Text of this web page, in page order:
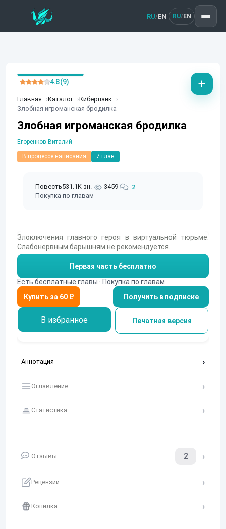
RU/EN RU/ EN
Главная Каталог
Киберпанк
Злобная игроманская бродилка
Злобная игроманская бродилка
Егоренков Виталий
В процессе написания 7 глав
Повесть531.1K зн. 3459
2
Покупка по главам
4.8 (9)
Злоключения главного героя в виртуальной тюрьме.
Слабонервным барышням не рекомендуется.
Первая часть бесплатно
Есть бесплатные главы · Покупка по главам
Получить в подписке
В избранное Печатная версия
Аннотация
Оглавление
Статистика
Отзывы 2
Рецензии
Копилка